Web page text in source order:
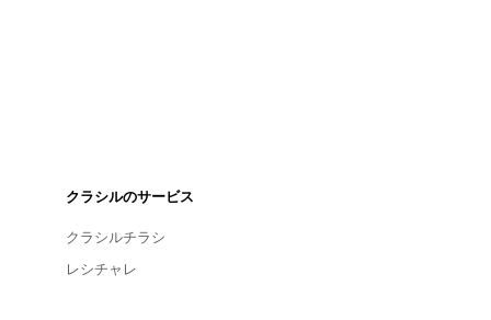
クラシルのサービス
クラシルチラシ
レシチャレ